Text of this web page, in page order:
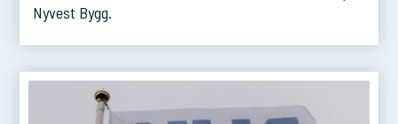
Nyvest Bygg.